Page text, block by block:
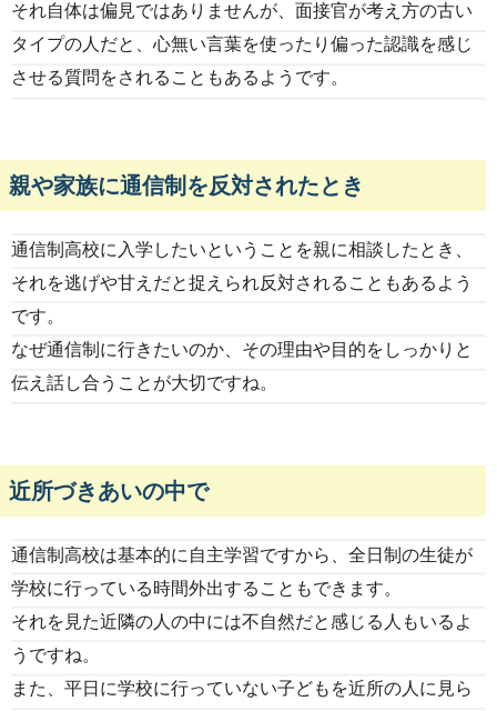
それ自体は偏見ではありませんが、面接官が考え方の古い
タイプの人だと、心無い言葉を使ったり偏った認識を感じ
させる質問をされることもあるようです。
親や家族に通信制を反対されたとき
通信制高校に入学したいということを親に相談したとき、
それを逃げや甘えだと捉えられ反対されることもあるよう
です。
なぜ通信制に行きたいのか、その理由や目的をしっかりと
伝え話し合うことが大切ですね。
近所づきあいの中で
通信制高校は基本的に自主学習ですから、全日制の生徒が
学校に行っている時間外出することもできます。
それを見た近隣の人の中には不自然だと感じる人もいるよ
うですね。
また、平日に学校に行っていない子どもを近所の人に見ら